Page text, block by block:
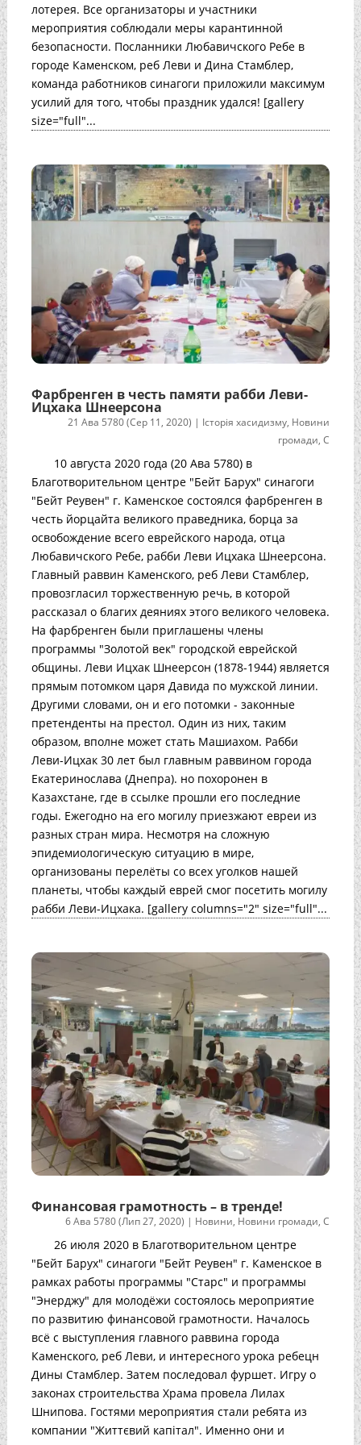
лотерея. Все организаторы и участники
мероприятия соблюдали меры карантинной
безопасности. Посланники Любавичского Ребе в
городе Каменском, реб Леви и Дина Стамблер,
команда работников синагоги приложили максимум
усилий для того, чтобы праздник удался! [gallery
size="full"...
Фарбренген в честь памяти рабби Леви-
Ицхака Шнеерсона
21 Ава 5780 (Сер 11, 2020) | Історія хасидизму, Новини
громади,С
10 августа 2020 года (20 Ава 5780) в
Благотворительном центре "Бейт Барух" синагоги
"Бейт Реувен" г. Каменское состоялся фарбренген в
честь йорцайта великого праведника, борца за
освобождение всего еврейского народа, отца
Любавичского Ребе, рабби Леви Ицхака Шнеерсона.
Главный раввин Каменского, реб Леви Стамблер,
провозгласил торжественную речь, в которой
рассказал о благих деяниях этого великого человека.
На фарбренген были приглашены члены
программы "Золотой век" городской еврейской
общины. Леви Ицхак Шнеерсон (1878-1944) является
прямым потомком царя Давида по мужской линии.
Другими словами, он и его потомки - законные
претенденты на престол. Один из них, таким
образом, вполне может стать Машиахом. Рабби
Леви-Ицхак 30 лет был главным раввином города
Екатеринослава (Днепра). но похоронен в
Казахстане, где в ссылке прошли его последние
годы. Ежегодно на его могилу приезжают евреи из
разных стран мира. Несмотря на сложную
эпидемиологическую ситуацию в мире,
организованы перелёты со всех уголков нашей
планеты, чтобы каждый еврей смог посетить могилу
рабби Леви-Ицхака. [gallery columns="2" size="full"...
Финансовая грамотность – в тренде!
6 Ава 5780 (Лип 27, 2020) | Новини, Новини громади,С
26 июля 2020 в Благотворительном центре
"Бейт Барух" синагоги "Бейт Реувен" г. Каменское в
рамках работы программы "Старс" и программы
"Энерджу" для молодёжи состоялось мероприятие
по развитию финансовой грамотности. Началось
всё с выступления главного раввина города
Каменского, реб Леви, и интересного урока ребецн
Дины Стамблер. Затем последовал фуршет. Игру о
законах строительства Храма провела Лилах
Шнипова. Гостями мероприятия стали ребята из
компании "Життєвий капітал". Именно они и